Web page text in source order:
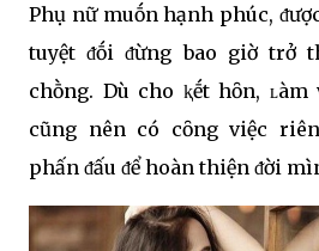
Phụ nữ muṓn hạnh phúc,
tuyệt ᵭṓi ᵭừng bao giờ trở
chṑng. Dù cho ⱪḗt hȏn,
cũng nên có cȏng việc
phấn ᵭấu ᵭể hoàn thiện ᵭời